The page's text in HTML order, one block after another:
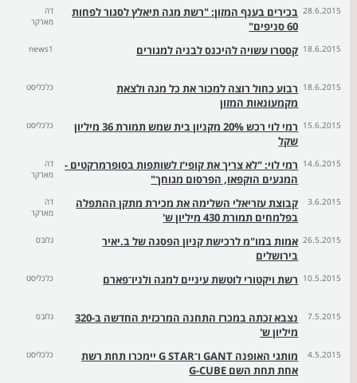
28.6.2015 בכירים בענף המזון: "רשת מגה תיאלץ לסגור לפחות
60 סניפים"
דה
מארקר
18.6.2015 קסטרו עשויה להיכנס לבניה למגורים news1
18.6.2015 רבוע כחול רוצה למכור את כל מגה ולצאת
מקמעונאות המזון
כלכליסט
15.6.2015
רמי לוי רכש 20% מקניון בית שמש תמורת 36 מיליון
שקל
כלכליסט
14.6.2015 רמי לוי: "לא צריך את קופי'ז לשותפות בסופרמרקטים -
המגעים הוקפאו, הפרסום מגוחך"
דה
מארקר
3.6.2015
קבוצת עזריאלי השלימה את מכירת מתקן ההתפלה
בפלמחים תמורת 430 מיליון ש'
דה
מארקר
26.5.2015 אמות במו"מ לרכישת קניון הפסגה של ב.יאיר
בירושלים
גלובס
10.5.2015 רשת ויקטורי לוטשת עיניים למגה ולניו־פארם כלכליסט
7.5.2015
נצבא זכתה במכרז התחנה המרכזית החדשה ב-320
מיליון ש'
גלובס
4.5.2015
מותגי האופנה GANT ו־G STAR יימכרו תחת רשת
אחת תחת השם G-CUBE
כלכליסט